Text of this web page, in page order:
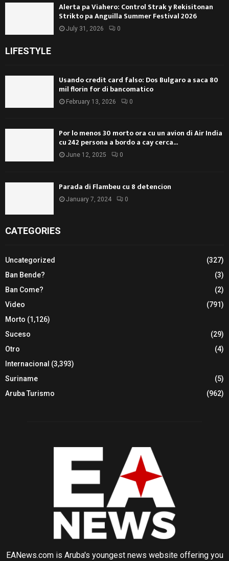
Alerta pa Viahero: Control Strak y Rekisitonan
Strikto pa Anguilla Summer Festival 2026
July 31, 2026 0
LIFESTYLE
Usando credit card falso: Dos Bulgaro a saca 80
mil florin for di bancomatico
February 13, 2026 0
Por lo menos 30 morto ora cu un avion di Air India
cu 242 persona a bordo a cay cerca...
June 12, 2025 0
Parada di Flambeu cu 8 detencion
January 7, 2024 0
CATEGORIES
Uncategorized
(327)
Ban Bende?
(3)
Ban Come?
(2)
Video
(791)
Morto (1,126)
Suceso
(29)
Otro
(4)
Internacional (3,393)
Suriname
(5)
Aruba Turismo
(962)
EANews.com is Aruba's youngest news website offering you